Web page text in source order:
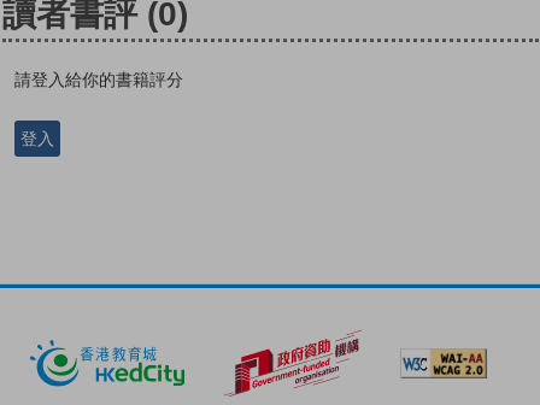
讀者書評 (0)
請登入給你的書籍評分
登入